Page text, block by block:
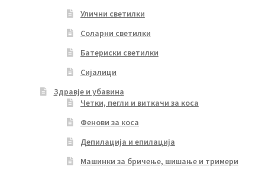
Улични светилки
Соларни светилки
Батериски светилки
Сијалици
Здравје и убавина
Четки, пегли и виткачи за коса
Фенови за коса
Депилација и епилација
Машинки за бричење, шишање и тримери